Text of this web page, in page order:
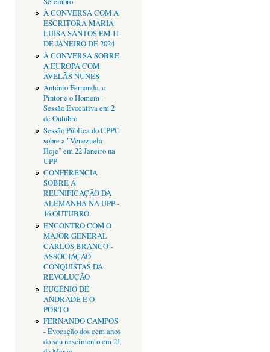
À CONVERSA COM A
ESCRITORA MARIA
LUÍSA SANTOS EM 11
DE JANEIRO DE 2024
À CONVERSA SOBRE
A EUROPA COM
AVELÃS NUNES
António Fernando, o
Pintor e o Homem -
Sessão Evocativa em 2
de Outubro
Sessão Pública do CPPC
sobre a "Venezuela
Hoje" em 22 Janeiro na
UPP
CONFERÊNCIA
SOBRE A
REUNIFICAÇÃO DA
ALEMANHA NA UPP -
16 OUTUBRO
ENCONTRO COM O
MAJOR-GENERAL
CARLOS BRANCO -
ASSOCIAÇÃO
CONQUISTAS DA
REVOLUÇÃO
EUGÉNIO DE
ANDRADE E O
PORTO
FERNANDO CAMPOS
- Evocação dos cem anos
do seu nascimento em 21